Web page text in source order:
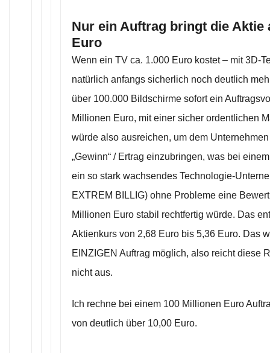
Nur ein Auftrag bringt die Aktie
Euro
Wenn ein TV ca. 1.000 Euro kostet – mit 3D-
natürlich anfangs sicherlich noch deutlich
über 100.000 Bildschirme sofort ein
Millionen Euro, mit einer sicher ordentlichen
würde also ausreichen, um dem
„Gewinn“ / Ertrag einzubringen, was bei
ein so stark wachsendes Technologie-
EXTREM BILLIG) ohne Probleme eine
Millionen Euro stabil rechtfertig würde. Das
Aktienkurs von 2,68 Euro bis 5,36 Euro. Das
EINZIGEN Auftrag möglich, also reicht diese
nicht aus.
Ich rechne bei einem 100 Millionen Euro
von deutlich über 10,00 Euro.